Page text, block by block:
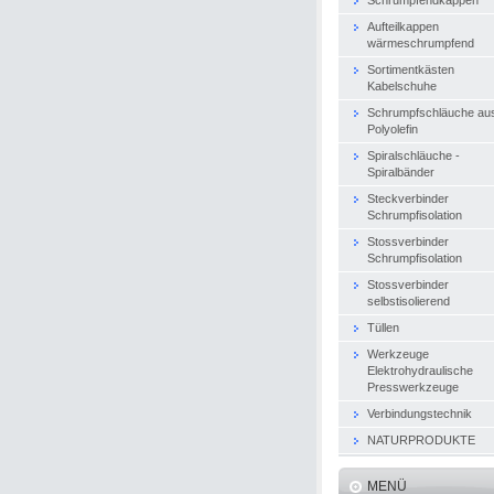
Aufteilkappen
wärmeschrumpfend
Sortimentkästen
Kabelschuhe
Schrumpfschläuche
Polyolefin
Spiralschläuche -
Spiralbänder
Steckverbinder
Schrumpfisolation
Stossverbinder
Schrumpfisolation
Stossverbinder
selbstisolierend
Tüllen
Werkzeuge
Elektrohydraulische
Presswerkzeuge
Verbindungstechnik
NATURPRODUKTE
MENÜ